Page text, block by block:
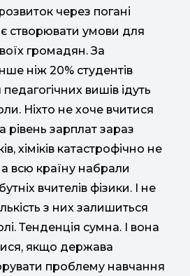
через погані
створювати умови для
громадян. За
ніж 20% студентів
вишів ідуть
Ніхто не хоче вчитися
рівень зарплат зараз
хіміків катастрофічно не
всю країну набрали
вчителів фізики. І не
з них залишиться
Тенденція сумна. І вона
якщо держава
проблему навчання